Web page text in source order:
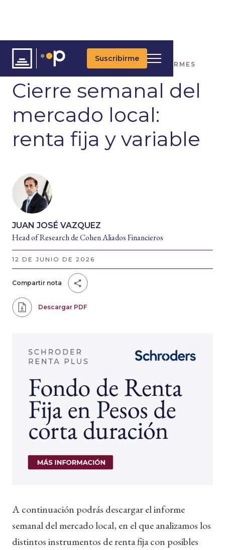
Suscribirme
ARTÍCULOS INFORMES
Cierre semanal del
mercado local:
renta fija y variable
JUAN JOSÉ VAZQUEZ
Head of Research de Cohen Aliados Financieros
12 DE JUNIO DE 2026
Compartir nota
Descargar PDF
A continuación podrás descargar el informe
semanal del mercado local, en el que analizamos los
distintos instrumentos de renta fija con posibles